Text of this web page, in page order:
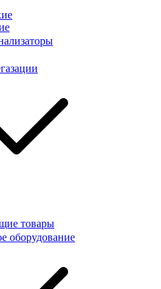
товары
оборудование